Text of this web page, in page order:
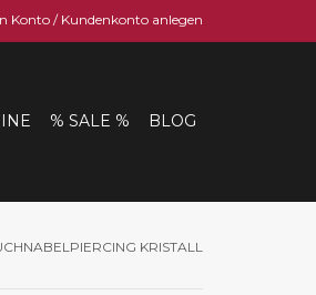
Konto / Kundenkonto anlegen
% SALE % BLOG
KRISTALL